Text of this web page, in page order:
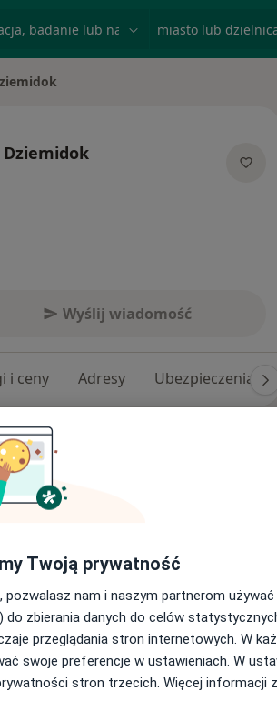
Wyślij wiadomość
i ceny Adresy Ubezpieczenia
Pierwszą ze
w 2005 roku. Od 2001 roku
brzmi “Analiza dynamiki zmian
serca u pacjentów chorych na
Jest członkiem
Instytutu Medycyny Wsi.
Twoją prywatność
pozwalasz nam i naszym partnerom
do zbierania danych do celów
przeglądania stron internetowych. W
swoje preferencje w ustawieniach. W
stron trzecich. Więcej informacji